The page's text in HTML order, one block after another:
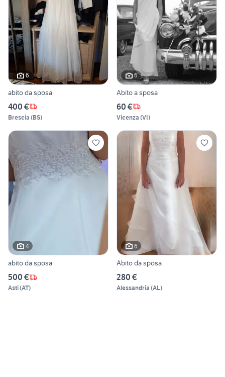
6
abito da sposa
400 €
Brescia (BS)
6
Abito a sposa
60 €
Vicenza (VI)
4
abito da sposa
500 €
Asti(AT)
6
Abito da sposa
280 €
Alessandria (AL)